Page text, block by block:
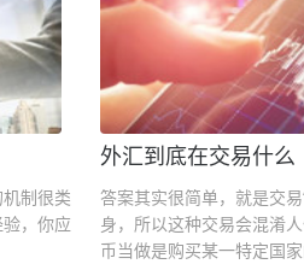
制很类
，你应
外汇到底在交易什么
答案其实很简单，就是交
身，所以这种交易会混淆
币当做是购买某一特定国